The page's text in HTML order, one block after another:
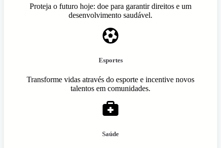
Proteja o futuro hoje: doe para garantir direitos e um
desenvolvimento saudável.
Esportes
Transforme vidas através do esporte e incentive novos
talentos em comunidades.
Saúde